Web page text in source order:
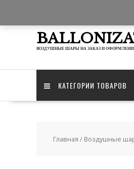
content
ВОЗДУШНЫЕ ШАРЫ НА ЗАКАЗ И
КАТЕГОРИИ ТОВАРОВ
Главная / Воздушные